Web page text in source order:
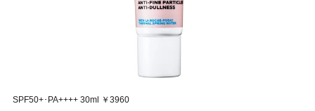
SPF50+･PA++++ 30ml ￥3960